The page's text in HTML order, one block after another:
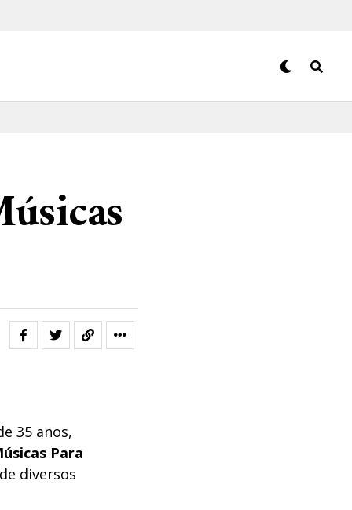
35 anos,
Para
diversos